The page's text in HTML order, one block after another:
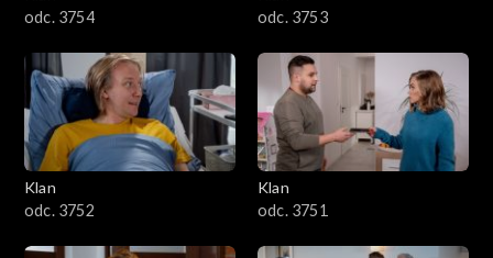
odc. 3754
odc. 3753
Klan
odc. 3752
Klan
odc. 3751